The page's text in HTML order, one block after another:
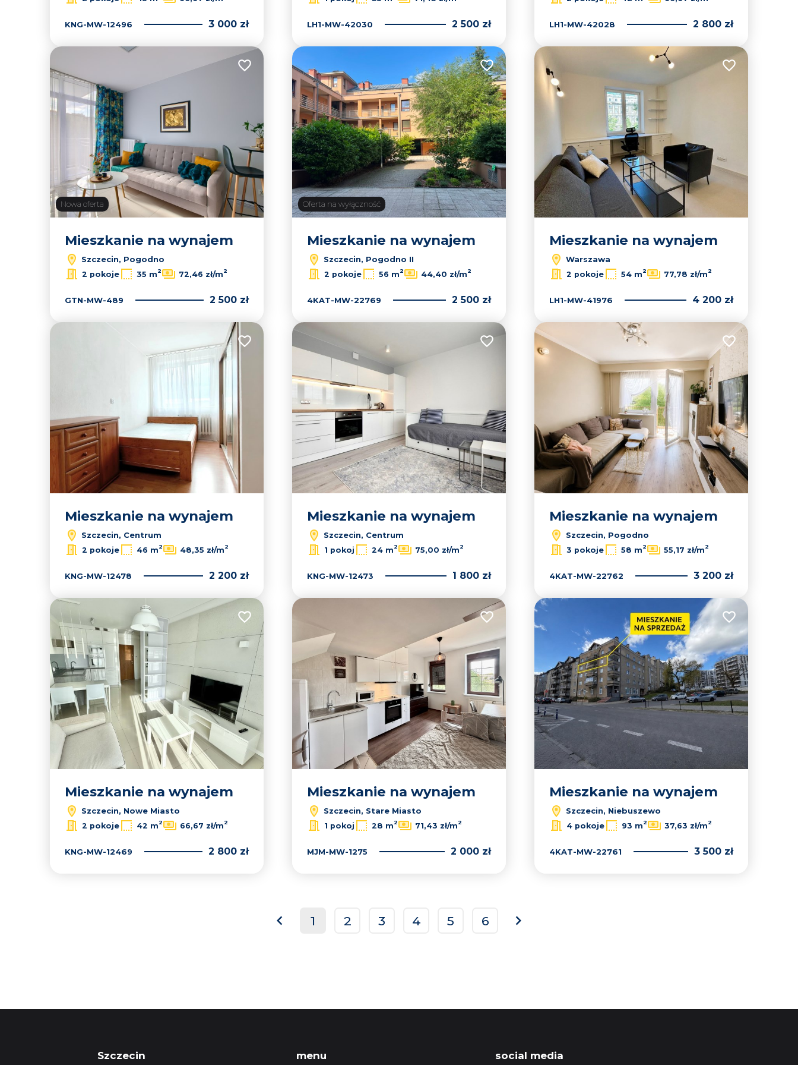
KNG-MW-12496 3 000 zł LH1-MW-42030 2 500 zł LH1-MW-42028 2 800 zł
Nowa oferta
Dodaj do ulubionych
Mieszkanie na wynajem
Szczecin, Pogodno
2 pokoje 35 m2 72,46 zł/m2
GTN-MW-489 2 500 zł
Oferta na wyłączność
Dodaj do ulubionych
Mieszkanie na wynajem
Szczecin, Pogodno II
2 pokoje 56 m2 44,40 zł/m2
4KAT-MW-22769 2 500 zł
Dodaj do
Mieszkanie na wynajem
Warszawa
2 pokoje 54 m2 77,78 zł/m2
LH1-MW-41976 4 200 zł
Dodaj do ulubionych
Mieszkanie na wynajem
Szczecin, Centrum
2 pokoje 46 m2 48,35 zł/m2
KNG-MW-12478 2 200 zł
Dodaj do ulubionych
Mieszkanie na wynajem
Szczecin, Centrum
1 pokoj 24 m2 75,00 zł/m2
KNG-MW-12473 1 800 zł
Dodaj do
Mieszkanie na wynajem
Szczecin, Pogodno
3 pokoje 58 m2 55,17 zł/m2
4KAT-MW-22762 3 200 zł
Dodaj do ulubionych
Mieszkanie na wynajem
Szczecin, Nowe Miasto
2 pokoje 42 m2 66,67 zł/m2
KNG-MW-12469 2 800 zł
Dodaj do ulubionych
Mieszkanie na wynajem
Szczecin, Stare Miasto
1 pokoj 28 m2 71,43 zł/m2
MJM-MW-1275 2 000 zł
Dodaj do
Mieszkanie na wynajem
Szczecin, Niebuszewo
4 pokoje 93 m2 37,63 zł/m2
4KAT-MW-22761 3 500 zł
prev
1 2 3 4 5 6
next
Szczecin menu social media